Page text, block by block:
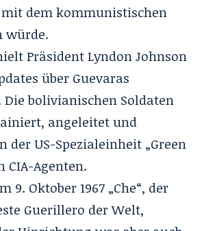
dem kommunistischen
würde.
Präsident Lyndon Johnson
über Guevaras
Die bolivianischen Soldaten
angeleitet und
der US-Spezialeinheit „Green
CIA-Agenten.
9. Oktober 1967 „Che“, der
Guerillero der Welt,